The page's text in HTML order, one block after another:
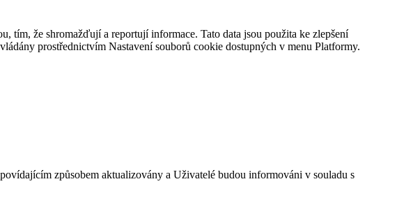
tím, že shromažďují a reportují informace. Tato data jsou použita ke zlepšení
prostřednictvím Nastavení souborů cookie dostupných v menu Platformy.
způsobem aktualizovány a Uživatelé budou informováni v souladu s